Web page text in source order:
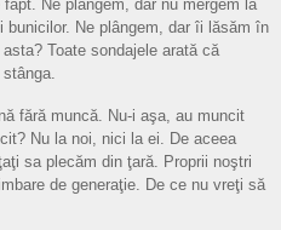
Ne plângem, dar nu mergem la
bunicilor. Ne plângem, dar îi lăsăm în
Toate sondajele arată că
fără muncă. Nu-i aşa, au muncit
Nu la noi, nici la ei. De aceea
sa plecăm din ţară. Proprii noştri
de generaţie. De ce nu vreţi să